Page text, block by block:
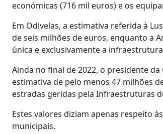
económicas (716 mil euros) e os
Em Odivelas, a estimativa referida à
de seis milhões de euros, enquanto a
única e exclusivamente a
Ainda no final de 2022, o presidente
estimativa de pelo menos 47 milhões
estradas geridas pela Infraestruturas
Estes valores diziam apenas respeito
municipais.